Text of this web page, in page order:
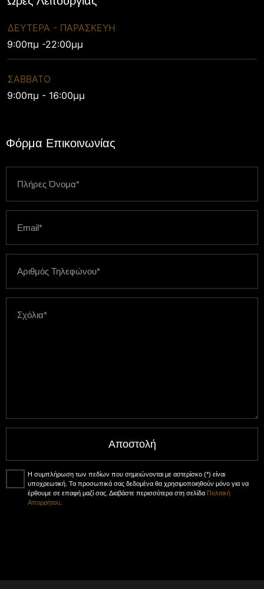
ΔΕΥΤΕΡΑ - ΠΑΡΑΣΚΕΥΗ
9:00πμ -22:00μμ
ΣΑΒΒΑΤΟ
9:00πμ - 16:00μμ
Φόρμα Επικοινωνίας
Η συμπλήρωση των πεδίων που σημειώνονται με αστερίσκο (*) είναι
υποχρεωτική. Τα προσωπικά σας δεδομένα θα χρησιμοποιηθούν μόνο για να
έρθουμε σε επαφή μαζί σας. Διαβάστε περισσότερα στη σελίδα Πολιτική
Απορρήτου
Αποστολή